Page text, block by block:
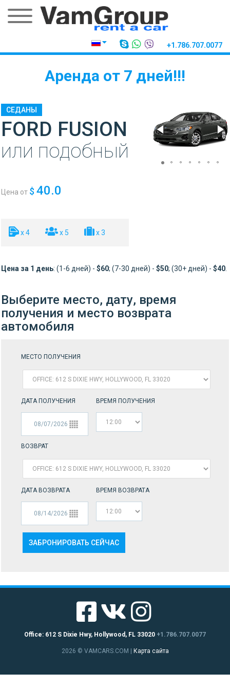
+1.786.707.0077
Аренда от 7 дней!!!
СЕДАНЫ
FORD FUSION
или подобный
Цена от $40.0
x 4 x 5 x 3
Цена за 1 день: (1-6 дней) - $60; (7-30 дней) - $50; (30+ дней) - $40.
Выберите место, дату, время
получения и место возврата
автомобиля
МЕСТО ПОЛУЧЕНИЯ
ДАТА ПОЛУЧЕНИЯ ВРЕМЯ ПОЛУЧЕНИЯ
ВОЗВРАТ
ДАТА ВОЗВРАТА ВРЕМЯ ВОЗВРАТА
Office: 612 S Dixie Hwy, Hollywood, FL 33020 +1.786.707.0077
2026 © VAMCARS.COM Карта сайта